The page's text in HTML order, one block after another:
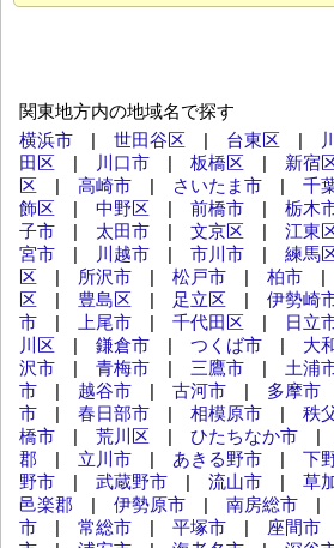
関東地方内の地域名で探す
横浜市 | 世田谷区 | 台東区 |
田区 | 川口市 | 板橋区 | 新宿
区 | 高崎市 | さいたま市 | 千
飾区 | 中野区 | 前橋市 | 栃木
子市 | 太田市 | 文京区 | 江東
宮市 | 川越市 | 市川市 | 練馬
区 | 所沢市 | 松戸市 | 柏市 |
区 | 豊島区 | 足立区 | 伊勢崎
市 | 上尾市 | 千代田区 | 日立
川区 | 鎌倉市 | つくば市 | 大
沢市 | 青梅市 | 三鷹市 | 土浦
市 | 越谷市 | 古河市 | 多摩市
市 | 春日部市 | 相模原市 | 秩
橋市 | 荒川区 | ひたちなか市 |
郡 | 立川市 | あきる野市 | 下
野市 | 武蔵野市 | 流山市 | 草
邑楽郡 | 伊勢原市 | 南房総市 |
市 | 常総市 | 平塚市 | 座間市